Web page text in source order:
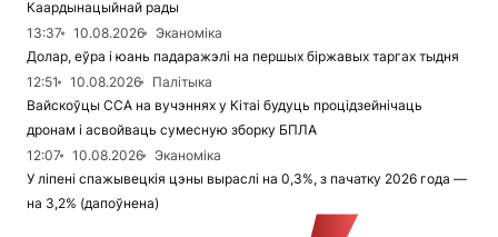
Каардынацыйнай рады
13:37
10.08.2026
Эканоміка
Долар, еўра і юань падаражэлі на першых біржавых таргах тыдня
12:51
10.08.2026
Палітыка
Вайскоўцы ССА на вучэннях у Кітаі будуць процідзейнічаць
дронам і асвойваць сумесную зборку БПЛА
12:07
10.08.2026
Эканоміка
У ліпені спажывецкія цэны выраслі на 0,3%, з пачатку 2026 года —
на 3,2% (дапоўнена)